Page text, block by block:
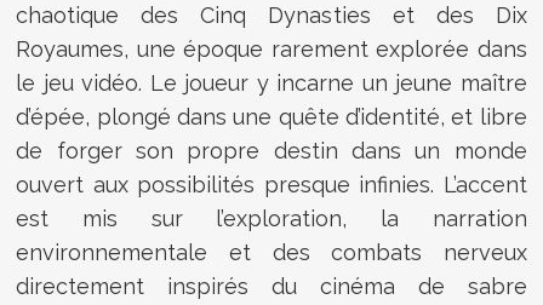
chaotique des Cinq Dynasties et des Dix
Royaumes, une époque rarement explorée dans
le jeu vidéo. Le joueur y incarne un jeune maître
d’épée, plongé dans une quête d’identité, et libre
de forger son propre destin dans un monde
ouvert aux possibilités presque infinies. L’accent
est mis sur l’exploration, la narration
environnementale et des combats nerveux
directement inspirés du cinéma de sabre